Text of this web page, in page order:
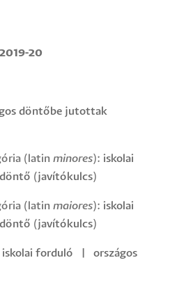
2019-20
döntőbe jutottak
(latin minores): iskolai
döntő ( javítókulcs)
(latin maiores): iskolai
döntő ( javítókulcs)
iskolai forduló
országos